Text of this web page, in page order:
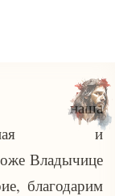
наша
и
Владычице
благодарим